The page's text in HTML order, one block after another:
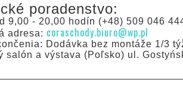
poradenstvo:
9,00 - 20,00 hodín (+48) 509 046
adresa: coraschody.biuro@wp.pl
Dodávka bez montáže 1/3
salón a výstava (Poľsko) ul.